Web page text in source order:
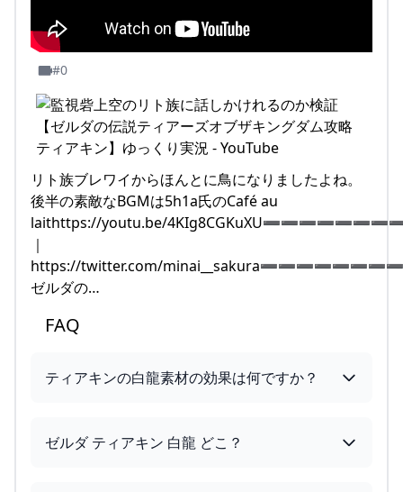
#0
リト族ブレワイからほんとに鳥になりましたよね。
後半の素敵なBGMは5h1a氏のCafé au
laithttps://youtu.be/
｜
https://twitter.com/
ゼルダの…
FAQ
ティアキンの白龍素材の効果は何ですか？
ゼルダ ティアキン 白龍 どこ？